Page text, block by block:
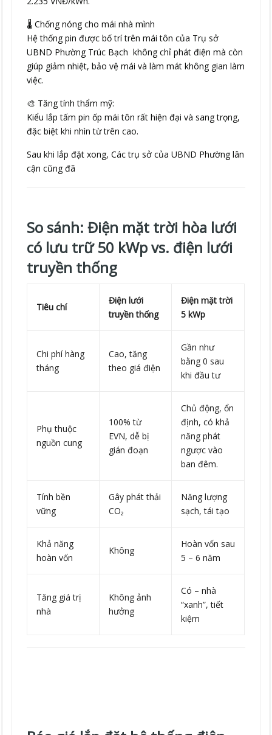
🌡️ Chống nóng cho mái nhà mình
Hệ thống pin được bố trí trên mái tôn của Trụ sở
UBND Phường Trúc Bạch không chỉ phát điện mà còn
giúp giảm nhiệt, bảo vệ mái và làm mát không gian làm
việc.
🎨 Tăng tính thẩm mỹ:
Kiểu lắp tấm pin ốp mái tôn rất hiện đại và sang trọng,
đặc biệt khi nhìn từ trên cao.
Sau khi lắp đặt xong, Các trụ sở của UBND Phường lân
cận cũng đã
So sánh: Điện mặt trời hòa lưới
có lưu trữ 50 kWp vs. điện lưới
truyền thống
Tiêu chí
Điện lưới
truyền thống
Điện mặt trời
5 kWp
Chi phí hàng
tháng
Cao, tăng
theo giá điện
Gần như
bằng 0 sau
khi đầu tư
Phụ thuộc
nguồn cung
100% từ
EVN, dễ bị
gián đoạn
Chủ động, ổn
định, có khả
năng phát
ngược vào
ban đêm.
Tính bền
vững
Gây phát thải
CO₂
Năng lượng
sạch, tái tạo
Khả năng
hoàn vốn
Không
Hoàn vốn sau
5 – 6 năm
Tăng giá trị
nhà
Không ảnh
hưởng
Có – nhà
“xanh”, tiết
kiệm